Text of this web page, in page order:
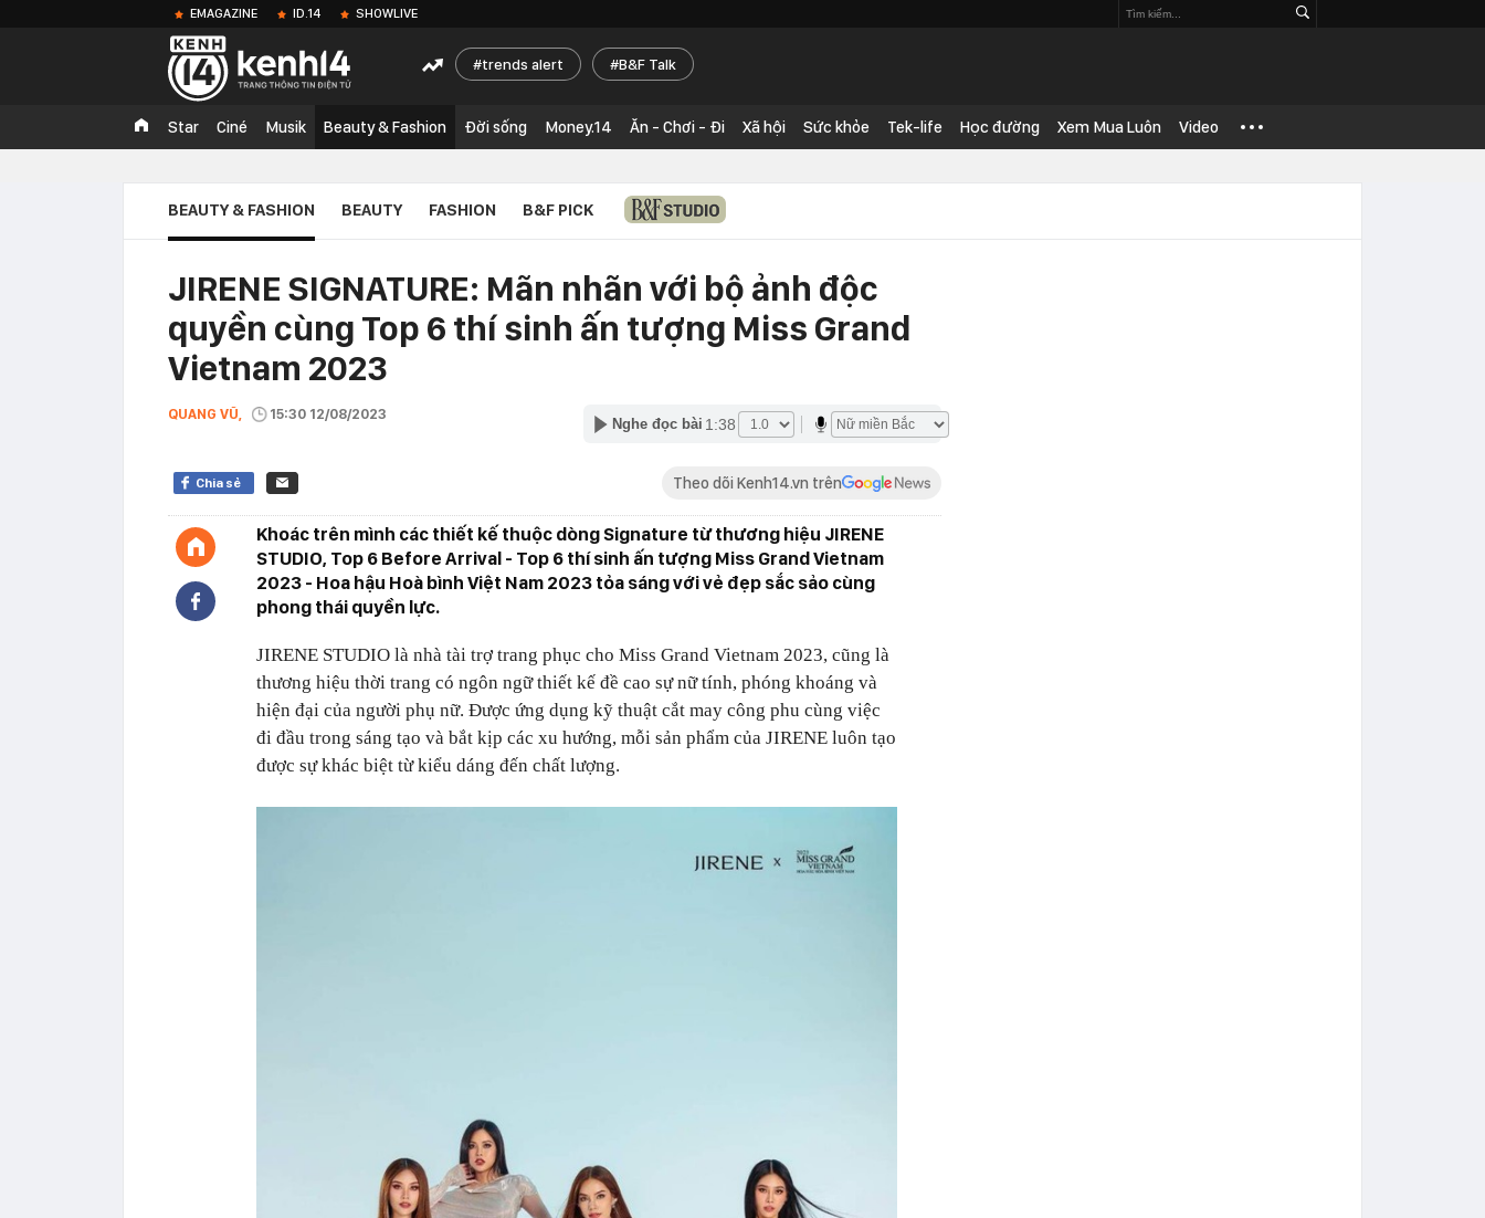
EMAGAZINE ID.14 SHOWLIVE
trends alert B&F Talk
Star Ciné Musik Beauty & Fashion Đời sống Money.14 Ăn - Chơi - Đi Xã hội Sức khỏe Tek-life Học đường Xem Mua Luôn Video
BEAUTY & FASHION BEAUTY FASHION B&F PICK
JIRENE SIGNATURE: Mãn nhãn với bộ ảnh độc
quyền cùng Top 6 thí sinh ấn tượng Miss Grand
Vietnam 2023
QUANG VŨ, 15:30 12/08/2023
Nghe đọc bài 1:38
Chia sẻ Theo dõi Kenh14.vn trên
Khoác trên mình các thiết kế thuộc dòng Signature từ thương hiệu JIRENE
STUDIO, Top 6 Before Arrival - Top 6 thí sinh ấn tượng Miss Grand Vietnam
2023 - Hoa hậu Hoà bình Việt Nam 2023 tỏa sáng với vẻ đẹp sắc sảo cùng
phong thái quyền lực.
JIRENE STUDIO là nhà tài trợ trang phục cho Miss Grand Vietnam 2023, cũng là
thương hiệu thời trang có ngôn ngữ thiết kế đề cao sự nữ tính, phóng khoáng và
hiện đại của người phụ nữ. Được ứng dụng kỹ thuật cắt may công phu cùng việc
đi đầu trong sáng tạo và bắt kịp các xu hướng, mỗi sản phẩm của JIRENE luôn tạo
được sự khác biệt từ kiểu dáng đến chất lượng.